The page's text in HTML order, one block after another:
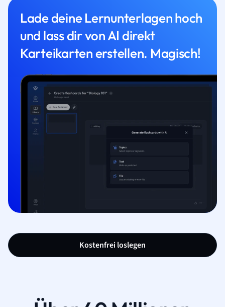
Lade deine Lernunterlagen hoch
und lass dir von AI direkt
Karteikarten erstellen. Magisch!
Kostenfrei loslegen